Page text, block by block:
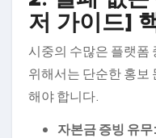
저 가이드]
시중의 수많은 플랫폼
위해서는 단순한 홍보
해야 합니다.
자본금 증빙 유무: